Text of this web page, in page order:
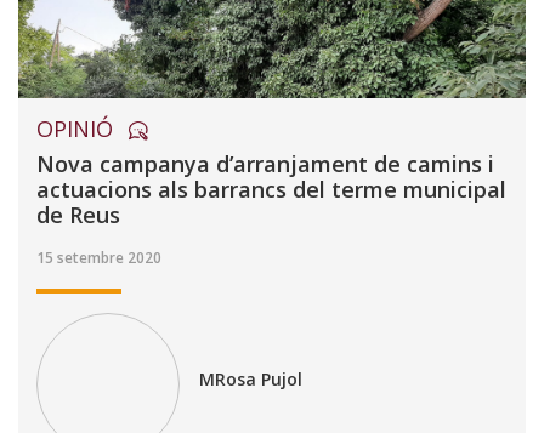
OPINIÓ
Nova campanya d’arranjament de camins i
actuacions als barrancs del terme municipal
de Reus
15 setembre 2020
MRosa Pujol